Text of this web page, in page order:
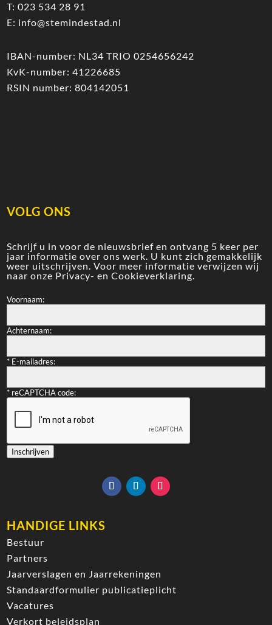
T:023 534 28 91
E: info@stemindestad.nl
IBAN-number: NL34 TRIO 0254656242
KvK-number: 41226685
RSIN number: 804142051
VOLG ONS
Schrijf u in voor de nieuwsbrief en ontvang 5 keer per
jaar informatie over ons werk. U kunt zich gemakkelijk
weer uitschrijven. Voor meer informatie verwijzen wij
naar onze Privacy- en Cookieverklaring.
Voornaam:
Achternaam:
* E-mailadres:
* reCAPTCHA code:
Inschrijven
HANDIGE LINKS
Bestuur
Partners
Jaarverslagen en Jaarrekeningen
Standaardformulier publicatieplicht
Vacatures
Verkort beleidsplan